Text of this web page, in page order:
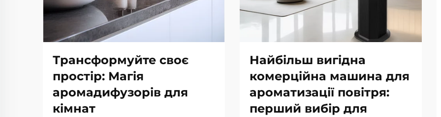
Трансформуйте своє
простір: Магія
аромадифузорів для
кімнат
Найбільш вигідна
комерційна машина для
ароматизації повітря:
перший вибір для